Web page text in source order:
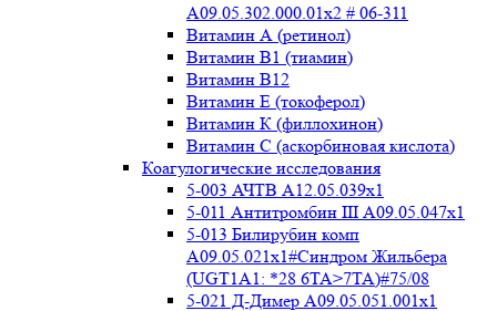
A09.05.302.000.01x2 # 06-311
Витамин А (ретинол)
Витамин В1 (тиамин)
Витамин В12
Витамин Е (токоферол)
Витамин К (филлохинон)
Витамин С (аскорбиновая кислота)
Коагулогические исследования
5-003 АЧТВ А12.05.039x1
5-011 Антитромбин III А09.05.047x1
5-013 Билирубин комп
A09.05.021x1#Синдром Жильбера
(UGT1A1: *28 6TA>7TA)#75/08
5-021 Д-Димер А09.05.051.001x1